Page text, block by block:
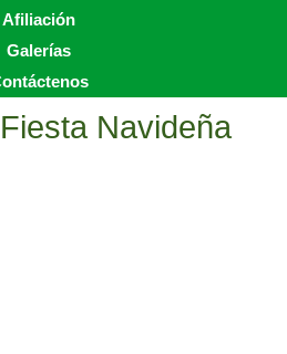
Afiliación
Galerías
Navideña